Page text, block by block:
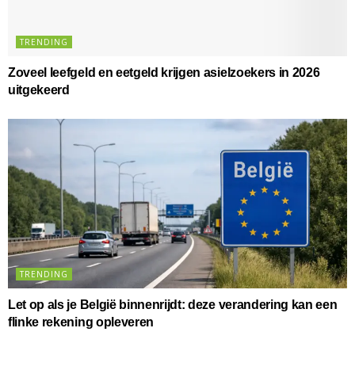
TRENDING
Zoveel leefgeld en eetgeld krijgen asielzoekers in 2026
uitgekeerd
TRENDING
Let op als je België binnenrijdt: deze verandering kan een
flinke rekening opleveren